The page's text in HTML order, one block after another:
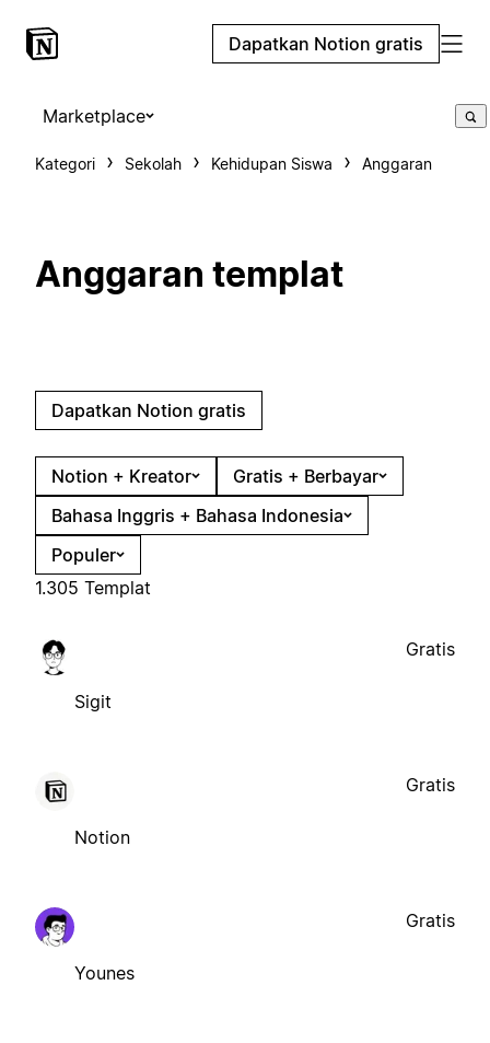
Dapatkan Notion gratis
Marketplace
Kategori Sekolah Kehidupan Siswa Anggaran
Anggaran templat
Dapatkan Notion gratis
Notion + Kreator
Gratis + Berbayar
Bahasa Inggris + Bahasa Indonesia
Populer
1.305 Templat
Sigit
Gratis
Notion
Gratis
Younes
Gratis